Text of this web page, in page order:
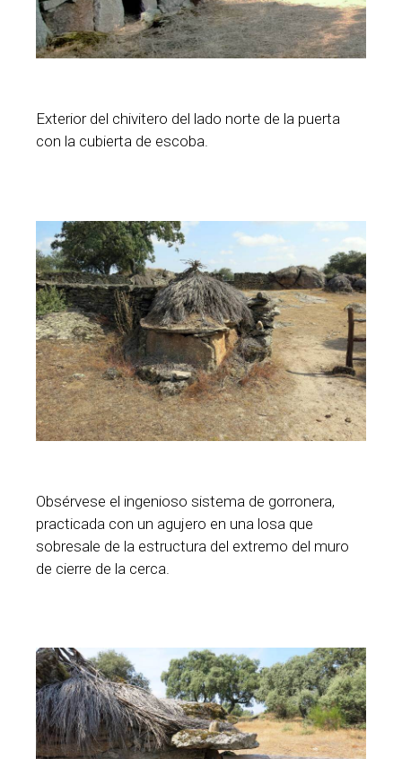
Exterior del chivitero del lado norte de la puerta
con la cubierta de escoba.
Obsérvese el ingenioso sistema de gorronera,
practicada con un agujero en una losa que
sobresale de la estructura del extremo del muro
de cierre de la cerca.